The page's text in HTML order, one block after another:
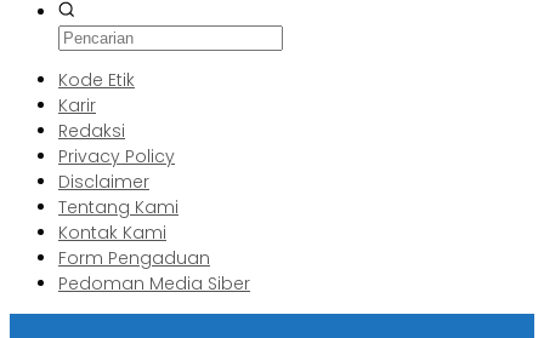
Kode Etik
Karir
Redaksi
Privacy Policy
Disclaimer
Tentang Kami
Kontak Kami
Form Pengaduan
Pedoman Media Siber